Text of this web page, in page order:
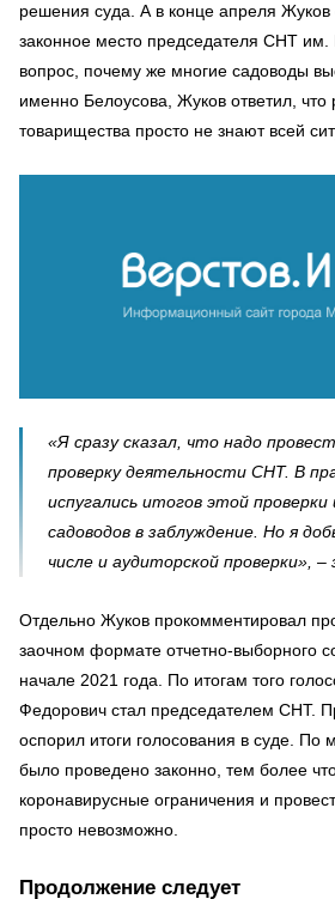
решения суда. А в конце апреля Жуков
законное место председателя СНТ
вопрос, почему же многие садоводы
именно Белоусова, Жуков ответил,
товарищества просто не знают всей
«Я сразу сказал, что надо
проверку деятельности СНТ. В
испугались итогов этой проверки
садоводов в заблуждение. Но я
числе и аудиторской проверки», –
Отдельно Жуков прокомментировал
заочном формате отчетно-выборного
начале 2021 года. По итогам того
Федорович стал председателем СНТ.
оспорил итоги голосования в суде.
было проведено законно, тем более
коронавирусные ограничения и
просто невозможно.
Продолжение следует